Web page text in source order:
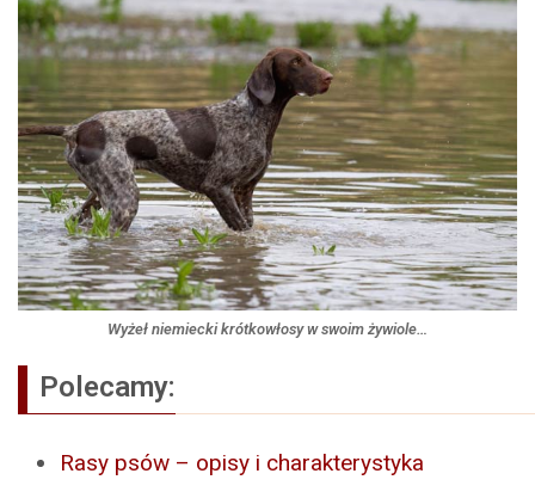
Wyżeł niemiecki krótkowłosy w swoim żywiole…
Polecamy:
Rasy psów – opisy i charakterystyka